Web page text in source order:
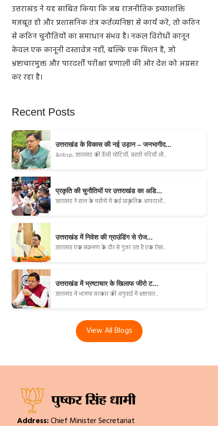
उत्तराखंड ने यह साबित किया कि जब राजनीतिक इच्छाशक्ति
मजबूत हो और प्रशासनिक तंत्र कर्तव्यनिष्ठा से कार्य करे, तो कठिन
से कठिन चुनौतियों का समाधान संभव है। नकल विरोधी कानून
केवल एक कानूनी दस्तावेज नहीं, बल्कि एक मिशन है, जो
भ्रष्टाचारमुक्त और पारदर्शी परीक्षा प्रणाली की ओर देश को अग्रसर
कर रहा है।
Recent Posts
उत्तराखंड के विकास की नई उड़ान – जनभागीद...
&nbsp; उत्तराखंड की ऊँची चोटियाँ, बहती नदियाँ औ...
प्रकृति की चुनौतियों पर उत्तराखंड का अडि...
उत्तराखंड ने हाल के महीनों में कई प्राकृतिक आपदाओं...
उत्तराखंड में निवेश की ग्राउंडिंग से रोज...
उत्तराखंड एक संक्रमण के दौर से गुजर रहा है एक ऐसा...
उत्तराखंड में भ्रष्टाचार के खिलाफ जीरो ट...
उत्तराखंड में भाजपा सरकार की अगुवाई में भ्रष्टाचार...
View All Blogs
Address:Chief Minister Secretariat